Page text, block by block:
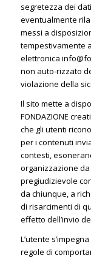
segretezza dei
eventualmente
messi a
tempestivamente a
elettronica
non auto-rizzato
violazione della
Il sito mette a
FONDAZIONE
che gli utenti
per i contenuti
contesti,
organizzazione
pregiudizievole
da chiunque, a
di risarcimenti di
effetto dell’invio
L’utente
regole di